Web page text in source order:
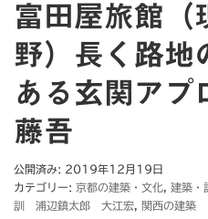
富田屋旅館（
野）長く路地
ある玄関ア
藤吾
公開済み: 2019年12月19日
カテゴリー: 京都の建築・文化 建築・
訓 浦辺鎮太郎 大江宏
関西の建築